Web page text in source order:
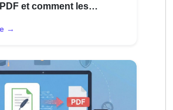
et comment les
→